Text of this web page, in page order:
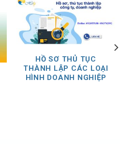
HỒ SƠ THỦ TỤC
THÀNH LẬP CÁC LOẠI
HÌNH DOANH NGHIỆP